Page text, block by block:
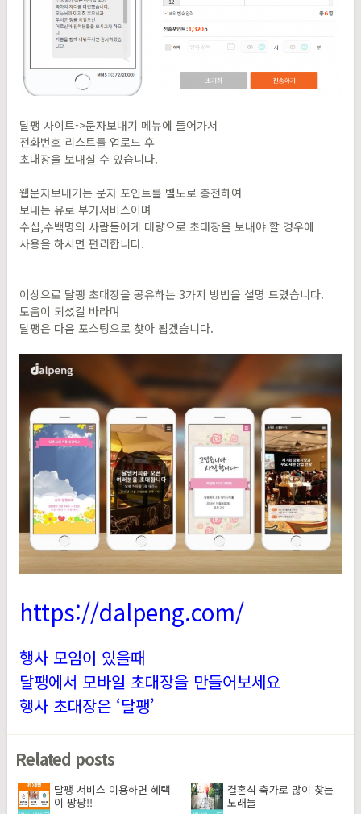
달팽 사이트->문자보내기 메뉴에 들어가서
전화번호 리스트를 업로드 후
초대장을 보내실 수 있습니다.
웹문자보내기는 문자 포인트를 별도로 충전하여
보내는 유로 부가서비스이며
수십,수백명의 사람들에게 대량으로 초대장을 보내야 할 경우에
사용을 하시면 편리합니다.
이상으로 달팽 초대장을 공유하는 3가지 방법을 설명 드렸습니다.
도움이 되셨길 바라며
달팽은 다음 포스팅으로 찾아 뵙겠습니다.
https://dalpeng.com/
행사 모임이 있을때
달팽에서 모바일 초대장을 만들어보세요
행사 초대장은 ‘달팽’
Related posts
달팽 서비스 이용하면 혜택
이 팡팡!!
결혼식 축가로 많이 찾는
노래들